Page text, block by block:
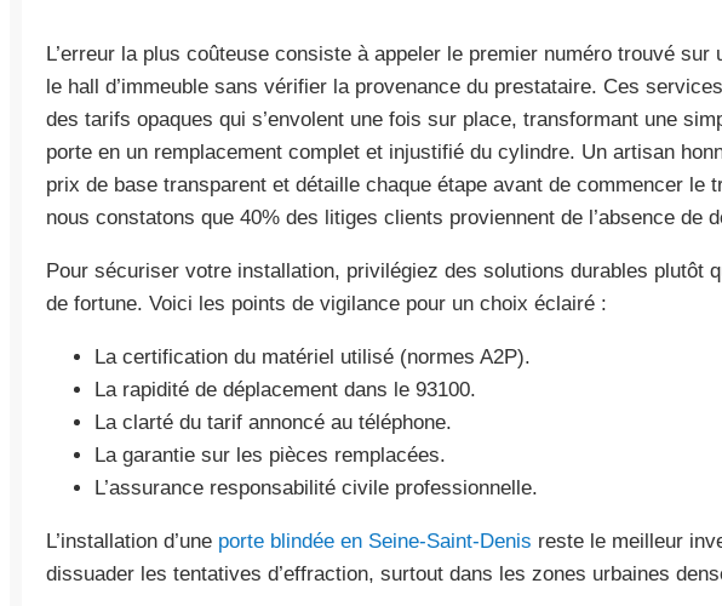
L’erreur la plus coûteuse consiste à appeler le premier numéro trouvé sur
le hall d’immeuble sans vérifier la provenance du prestataire. Ces
des tarifs opaques qui s’envolent une fois sur place, transformant une
porte en un remplacement complet et injustifié du cylindre. Un artisan
prix de base transparent et détaille chaque étape avant de commencer le
nous constatons que 40% des litiges clients proviennent de l’absence de
Pour sécuriser votre installation, privilégiez des solutions durables plutôt
de fortune. Voici les points de vigilance pour un choix éclairé :
La certification du matériel utilisé (normes A2P).
La rapidité de déplacement dans le 93100.
La clarté du tarif annoncé au téléphone.
La garantie sur les pièces remplacées.
L’assurance responsabilité civile professionnelle.
L’installation d’une porte blindée en Seine-Saint-Denis reste le meilleur
dissuader les tentatives d’effraction, surtout dans les zones urbaines